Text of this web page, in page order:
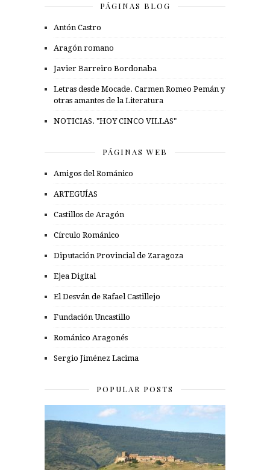
PÁGINAS BLOG
Antón Castro
Aragón romano
Javier Barreiro Bordonaba
Letras desde Mocade. Carmen Romeo Pemán y
otras amantes de la Literatura
NOTICIAS. "HOY CINCO VILLAS"
PÁGINAS WEB
Amigos del Románico
ARTEGUÍAS
Castillos de Aragón
Círculo Románico
Diputación Provincial de Zaragoza
Ejea Digital
El Desván de Rafael Castillejo
Fundación Uncastillo
Románico Aragonés
Sergio Jiménez Lacima
POPULAR POSTS